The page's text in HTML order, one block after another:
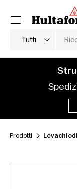
VAI AL
Cerca
Tipo di prodotto
Tutti
Menu
Prodotti